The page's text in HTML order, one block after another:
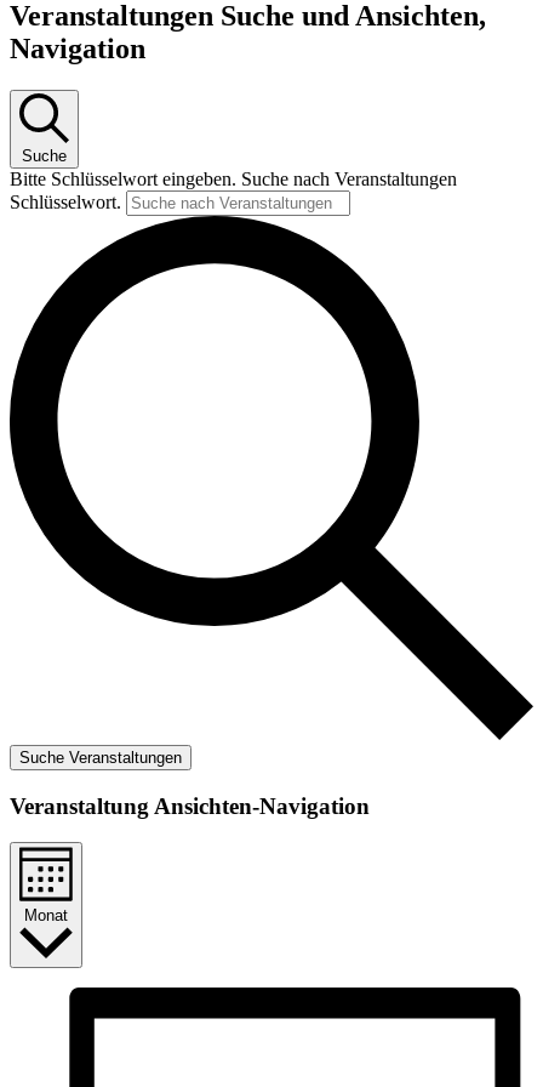
Veranstaltungen Suche und Ansichten,
Navigation
Suche
Bitte Schlüsselwort eingeben. Suche nach Veranstaltungen
Schlüsselwort.
Suche Veranstaltungen
Veranstaltung Ansichten-Navigation
Monat